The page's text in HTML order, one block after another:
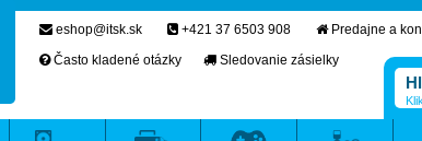
eshop@itsk.sk +421 37 6503 908
Predajne a
Často kladené otázky
Sledovanie zásielky